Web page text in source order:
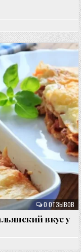
0 ОТЗЫВОВ
вкус у